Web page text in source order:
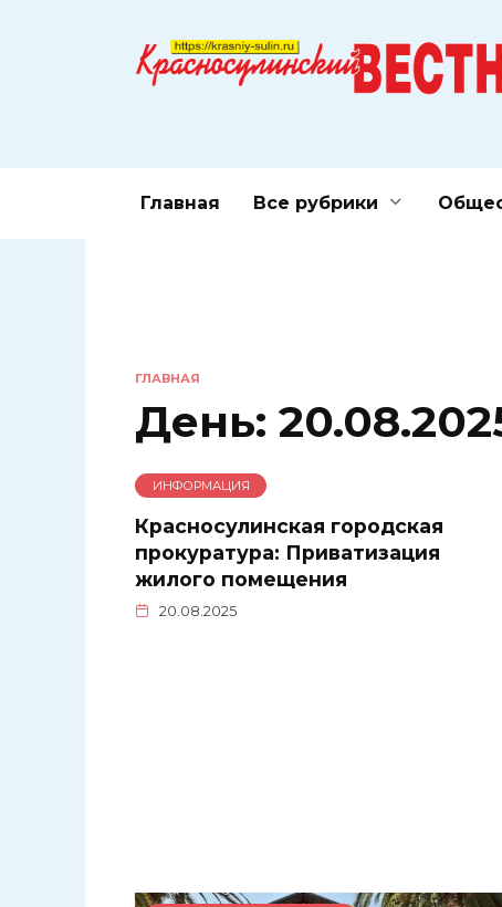
Главная Все рубрики
ГЛАВНАЯ
День:
ИНФОРМАЦИЯ
Красносулинская городская
прокуратура: Приватизация
жилого помещения
20.08.2025